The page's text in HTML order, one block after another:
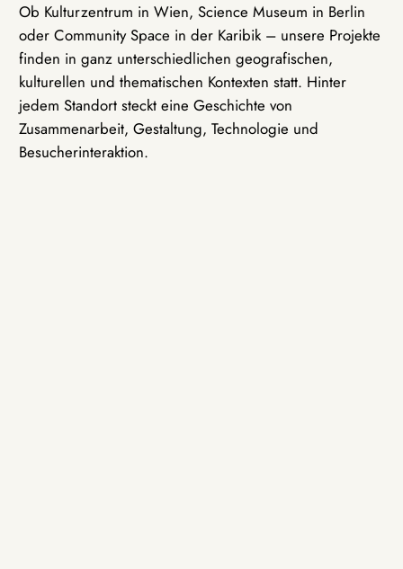
Ob Kulturzentrum in Wien, Science Museum in Berlin
oder Community Space in der Karibik – unsere Projekte
finden in ganz unterschiedlichen geografischen,
kulturellen und thematischen Kontexten statt. Hinter
jedem Standort steckt eine Geschichte von
Zusammenarbeit, Gestaltung, Technologie und
Besucherinteraktion.